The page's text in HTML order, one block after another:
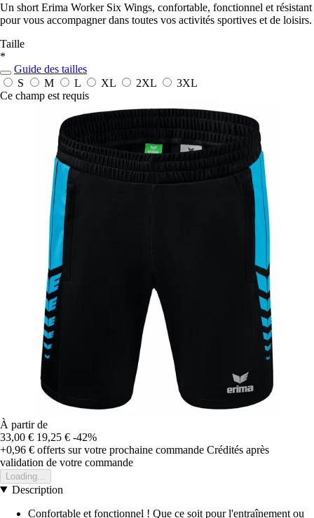
Un short Erima Worker Six Wings, confortable, fonctionnel et résistant
pour vous accompagner dans toutes vos activités sportives et de loisirs.
Taille
*
Guide des tailles
S
M L XL 2XL
3XL
Ce champ est requis
À partir de
33,00 € 19,25 € -42%
+0,96 € offerts sur votre prochaine commande Crédités après
validation de votre commande
Loading...
Description
Confortable et fonctionnel ! Que ce soit pour l'entraînement ou